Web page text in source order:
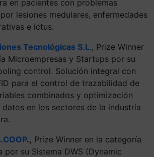
en pacientes con problemas
lesiones medulares, enfermedades
e ictus.
Tecnológicas S.L., Prize Winner
Microempresas y Startups por su
control. Solución integral con
para el control de trazabilidad de
combinados y optimización
datos en los sectores de la industria
., Prize Winner en la categoría
por su Sistema DWS (Dynamic